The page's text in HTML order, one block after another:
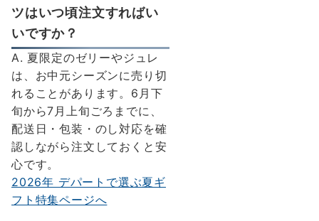
ツはいつ頃注文すればい
いですか？
A. 夏限定のゼリーやジュレ
は、お中元シーズンに売り切
れることがあります。6月下
旬から7月上旬ごろまでに、
配送日・包装・のし対応を確
認しながら注文しておくと安
心です。
2026年 デパートで選ぶ夏ギ
フト特集ページへ